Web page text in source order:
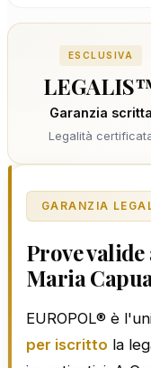
ESCLUSIVA
Garanzia scritta
Legalità
GARANZIA
Prove
Maria
EUROPOL® è
per iscritto la